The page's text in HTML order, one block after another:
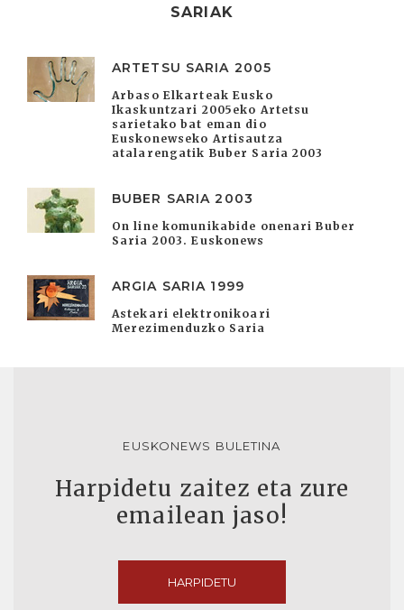
SARIAK
ARTETSU SARIA 2005
Arbaso Elkarteak Eusko
Ikaskuntzari 2005eko Artetsu
sarietako bat eman dio
Euskonewseko Artisautza
atalarengatik Buber Saria 2003
BUBER SARIA 2003
On line komunikabide onenari Buber
Saria 2003. Euskonews
ARGIA SARIA 1999
Astekari elektronikoari
Merezimenduzko Saria
EUSKONEWS BULETINA
Harpidetu zaitez eta zure
emailean jaso!
HARPIDETU